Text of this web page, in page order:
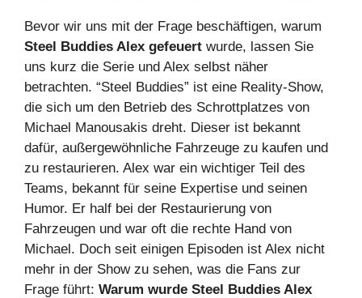
Bevor wir uns mit der Frage beschäftigen, warum
Steel Buddies Alex gefeuert wurde, lassen Sie
uns kurz die Serie und Alex selbst näher
betrachten. “Steel Buddies” ist eine Reality-Show,
die sich um den Betrieb des Schrottplatzes von
Michael Manousakis dreht. Dieser ist bekannt
dafür, außergewöhnliche Fahrzeuge zu kaufen und
zu restaurieren. Alex war ein wichtiger Teil des
Teams, bekannt für seine Expertise und seinen
Humor. Er half bei der Restaurierung von
Fahrzeugen und war oft die rechte Hand von
Michael. Doch seit einigen Episoden ist Alex nicht
mehr in der Show zu sehen, was die Fans zur
Frage führt: Warum wurde Steel Buddies Alex